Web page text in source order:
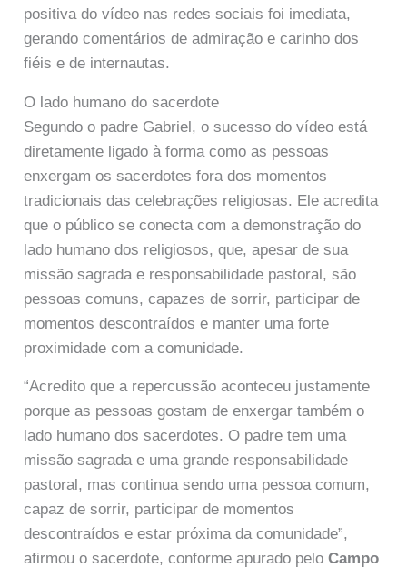
positiva do vídeo nas redes sociais foi imediata,
gerando comentários de admiração e carinho dos
fiéis e de internautas.
O lado humano do sacerdote
Segundo o padre Gabriel, o sucesso do vídeo está
diretamente ligado à forma como as pessoas
enxergam os sacerdotes fora dos momentos
tradicionais das celebrações religiosas. Ele acredita
que o público se conecta com a demonstração do
lado humano dos religiosos, que, apesar de sua
missão sagrada e responsabilidade pastoral, são
pessoas comuns, capazes de sorrir, participar de
momentos descontraídos e manter uma forte
proximidade com a comunidade.
“Acredito que a repercussão aconteceu justamente
porque as pessoas gostam de enxergar também o
lado humano dos sacerdotes. O padre tem uma
missão sagrada e uma grande responsabilidade
pastoral, mas continua sendo uma pessoa comum,
capaz de sorrir, participar de momentos
descontraídos e estar próxima da comunidade”,
afirmou o sacerdote, conforme apurado peloCampo